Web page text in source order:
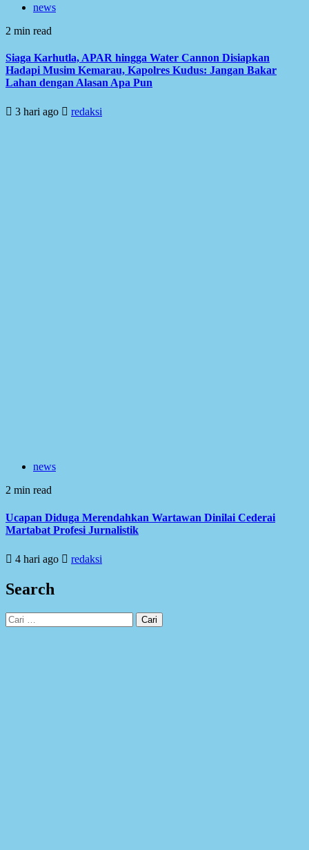
news
2 min read
Siaga Karhutla, APAR hingga Water Cannon Disiapkan
Hadapi Musim Kemarau, Kapolres Kudus: Jangan Bakar
Lahan dengan Alasan Apa Pun
3 hari ago redaksi
news
2 min read
Ucapan Diduga Merendahkan Wartawan Dinilai Cederai
Martabat Profesi Jurnalistik
4 hari ago redaksi
Search
Cari
untuk: